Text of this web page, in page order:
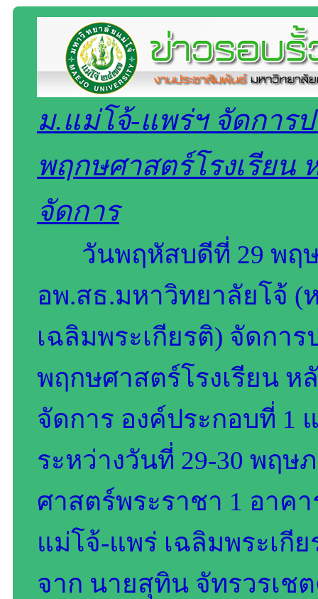
ม.แม่โจ้-แพร่ฯ จัดการ
พฤกษศาสตร์โรงเรียน
จัดการ
วันพฤหัสบดีที่ 29 พฤ
อพ.สธ.มหาวิทยาลัยโจ้
เฉลิมพระเกียรติ) จัดกา
พฤกษศาสตร์โรงเรียน ห
จัดการ องค์ประกอบที่ 1
ระหว่างวันที่ 29-30 พฤ
ศาสตร์พระราชา 1 อาค
แม่โจ้-แพร่ เฉลิมพระเกี
จาก นายสุทิน จัทรวรเช